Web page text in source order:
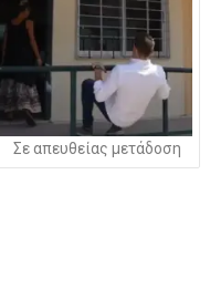
Σε απευθείας μετάδοση